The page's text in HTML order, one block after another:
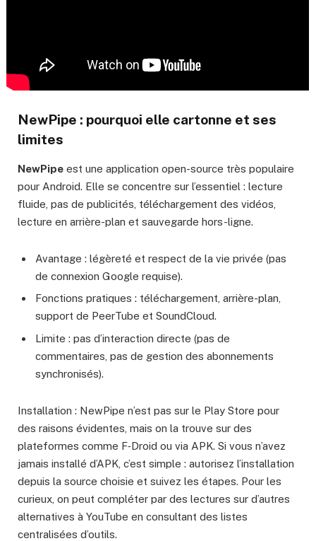
NewPipe : pourquoi elle cartonne et ses
limites
NewPipe est une application open-source très populaire
pour Android. Elle se concentre sur l’essentiel : lecture
fluide, pas de publicités, téléchargement des vidéos,
lecture en arrière-plan et sauvegarde hors-ligne.
Avantage : légèreté et respect de la vie privée (pas
de connexion Google requise).
Fonctions pratiques : téléchargement, arrière-plan,
support de PeerTube et SoundCloud.
Limite : pas d’interaction directe (pas de
commentaires, pas de gestion des abonnements
synchronisés).
Installation : NewPipe n’est pas sur le Play Store pour
des raisons évidentes, mais on la trouve sur des
plateformes comme F‑Droid ou via APK. Si vous n’avez
jamais installé d’APK, c’est simple : autorisez l’installation
depuis la source choisie et suivez les étapes. Pour les
curieux, on peut compléter par des lectures sur d’autres
alternatives à YouTube en consultant des listes
centralisées d’outils.